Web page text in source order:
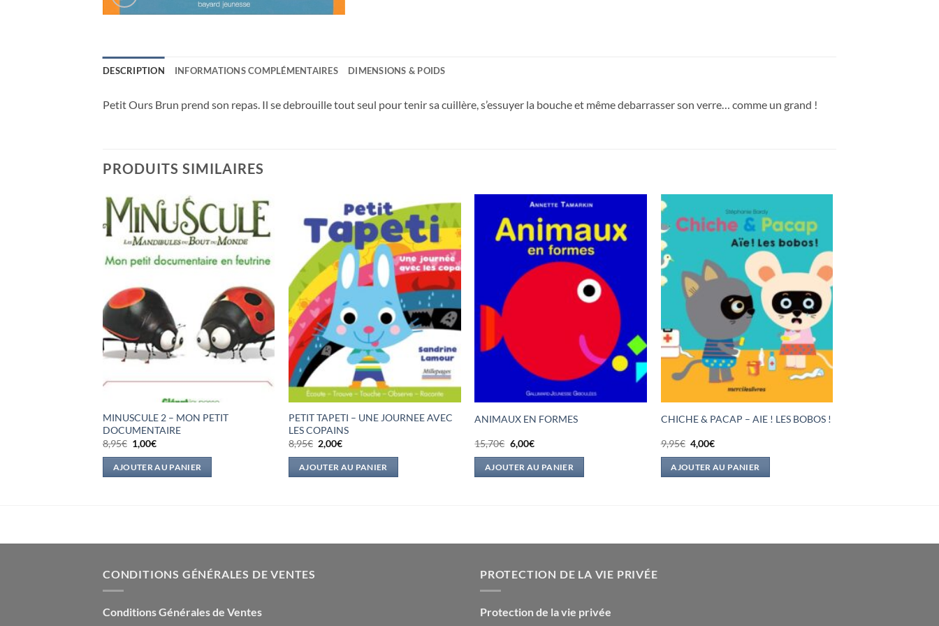
DESCRIPTION INFORMATIONS COMPLÉMENTAIRES DIMENSIONS & POIDS
Petit Ours Brun prend son repas. Il se debrouille tout seul pour tenir sa cuillère, s’essuyer la bouche et même debarrasser son verre… comme un grand !
PRODUITS SIMILAIRES
MINUSCULE 2 – MON PETIT
DOCUMENTAIRE
8,95€ Le
initial
était :
1,00€Le
actuel
est :
AJOUTER AU PANIER
PETIT TAPETI – UNE JOURNEE AVEC
LES COPAINS
8,95€ Le
initial
était :
2,00€Le
actuel
est :
AJOUTER AU PANIER
ANIMAUX EN FORMES
15,70€ Le
initial
était :
6,00€Le
actuel
est :
AJOUTER AU PANIER
CHICHE & PACAP – AIE ! LES BOBOS !
9,95€ Le
initial
était :
4,00€Le
actuel
est :
AJOUTER AU PANIER
CONDITIONS GÉNÉRALES DE VENTES
Conditions Générales de Ventes
PROTECTION DE LA VIE PRIVÉE
Protection de la vie privée